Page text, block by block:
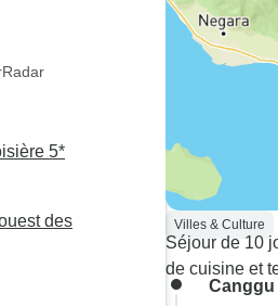
5*
des
Villes & Culture
Séjour de 10
de cuisine et
Canggu